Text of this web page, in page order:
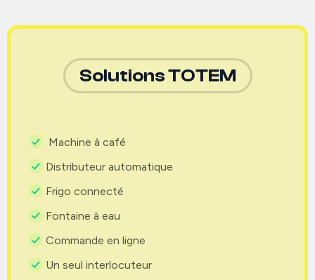
Solutions TOTEM
Machine à café
Distributeur automatique
Frigo connecté
Fontaine à eau
Commande en ligne
Un seul interlocuteur